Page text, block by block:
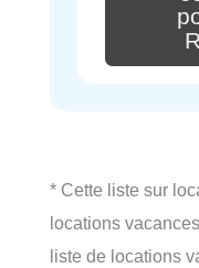
* Cette liste sur
locations
liste de locations